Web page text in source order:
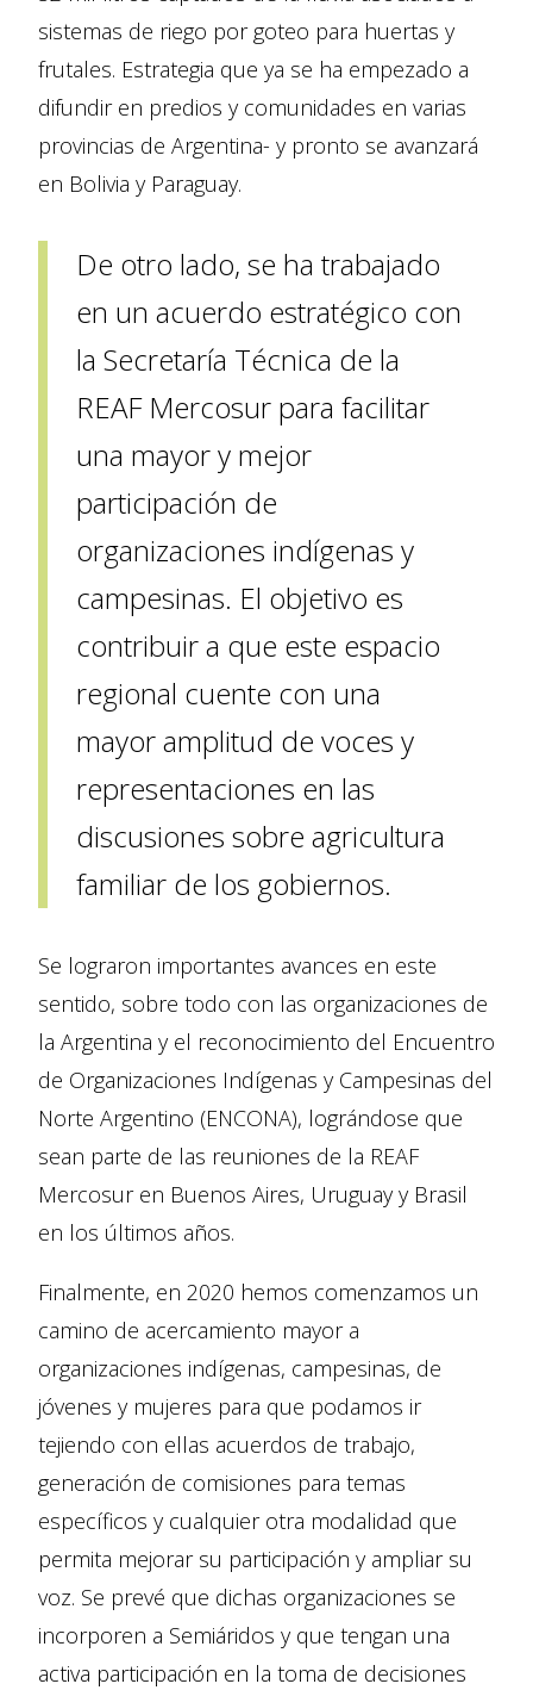
sistemas de riego por goteo para huertas y
frutales. Estrategia que ya se ha empezado a
difundir en predios y comunidades en varias
provincias de Argentina- y pronto se avanzará
en Bolivia y Paraguay.
De otro lado, se ha trabajado
en un acuerdo estratégico con
la Secretaría Técnica de la
REAF Mercosur para facilitar
una mayor y mejor
participación de
organizaciones indígenas y
campesinas. El objetivo es
contribuir a que este espacio
regional cuente con una
mayor amplitud de voces y
representaciones en las
discusiones sobre agricultura
familiar de los gobiernos.
Se lograron importantes avances en este
sentido, sobre todo con las organizaciones de
la Argentina y el reconocimiento del Encuentro
de Organizaciones Indígenas y Campesinas del
Norte Argentino (ENCONA), lográndose que
sean parte de las reuniones de la REAF
Mercosur en Buenos Aires, Uruguay y Brasil
en los últimos años.
Finalmente, en 2020 hemos comenzamos un
camino de acercamiento mayor a
organizaciones indígenas, campesinas, de
jóvenes y mujeres para que podamos ir
tejiendo con ellas acuerdos de trabajo,
generación de comisiones para temas
específicos y cualquier otra modalidad que
permita mejorar su participación y ampliar su
voz. Se prevé que dichas organizaciones se
incorporen a Semiáridos y que tengan una
activa participación en la toma de decisiones